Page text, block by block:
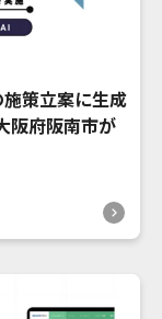
施策立案に生成
阪府阪南市が